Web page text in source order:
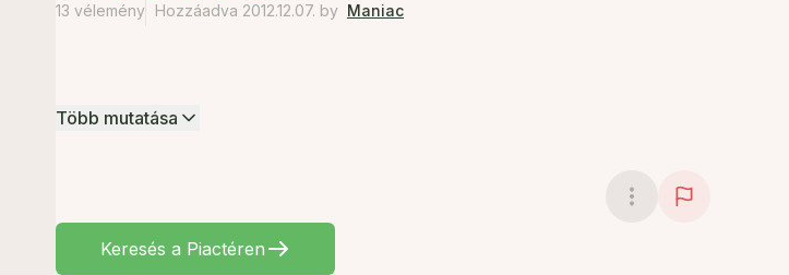
13 vélemény Hozzáadva 2012.12.07. by Maniac
Több mutatása
Keresés a Piactéren